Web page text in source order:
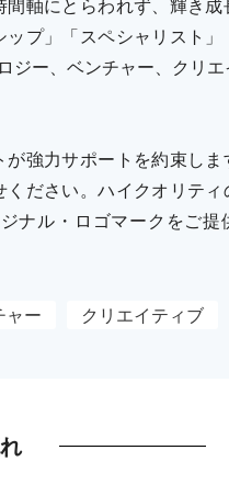
軸にとらわれず、輝き成
プ」「スペシャリスト」
ジー、ベンチャー、クリ
強力サポートを約束しま
ださい。ハイクオリティ
ナル・ロゴマークをご提
ャー クリエイティブ